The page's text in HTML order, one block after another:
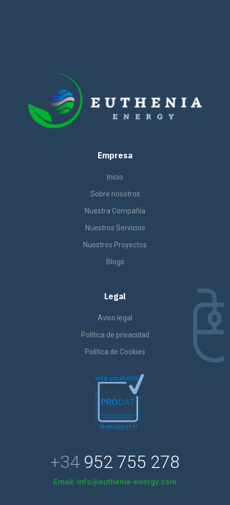
Empresa
Inicio
Sobre nosotros
Nuestra Compañía
Nuestros Servicios
Nuestros Proyectos
Blogs
Legal
Aviso legal
Política de privacidad
Política de Cookies
+34 952 755 278
Email: info@euthenia-energy.com